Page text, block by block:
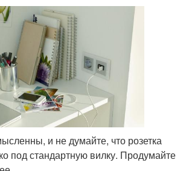
и не думайте, что розетка
под стандартную вилку. Продумайте